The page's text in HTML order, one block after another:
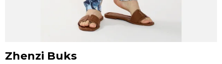
Zhenzi Buks